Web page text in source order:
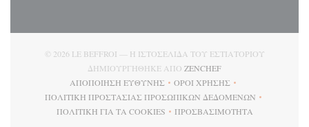
© 2026 LE BEFFROI — Η ΙΣΤΟΣΕΛΊΔΑ ΤΟΥ ΕΣΤΙΑΤΟΡΊΟΥ
ΔΗΜΙΟΥΡΓΉΘΗΚΕ ΑΠΌ ZENCHEF((ΑΝΟΊΓΕΙ ΣΕ ΝΈΟ
ΑΠΟΠΟΊΗΣΗ ΕΥΘΎΝΗΣ
((ΑΝΟΊΓΕΙ ΣΕ ΝΈΟ ΠΑΡΆΘΥΡΟ))
ΌΡΟΙ ΧΡΉΣΗΣ
((ΑΝΟΊΓΕΙ ΣΕ ΝΈΟ
ΠΟΛΙΤΙΚΉ ΠΡΟΣΤΑΣΊΑΣ ΠΡΟΣΩΠΙΚΏΝ ΔΕΔΟΜΈΝΩΝ
((ΑΝΟΊΓΕΙ ΣΕ ΝΈΟ ΠΑΡΆΘΥΡΟ))
ΠΟΛΙΤΙΚΉ ΓΙΑ ΤΑ COOKIES
((ΑΝΟΊΓΕΙ ΣΕ ΝΈΟ ΠΑΡΆΘΥΡΟ))
ΠΡΟΣΒΑΣΙΜΌΤΗΤΑ
((ΑΝΟΊΓΕΙ ΣΕ ΝΈΟ